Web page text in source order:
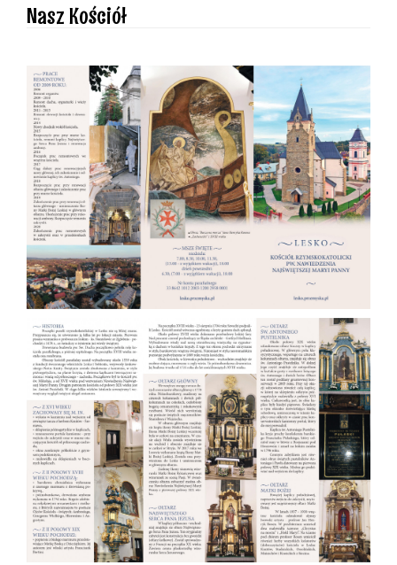
Nasz Kościół